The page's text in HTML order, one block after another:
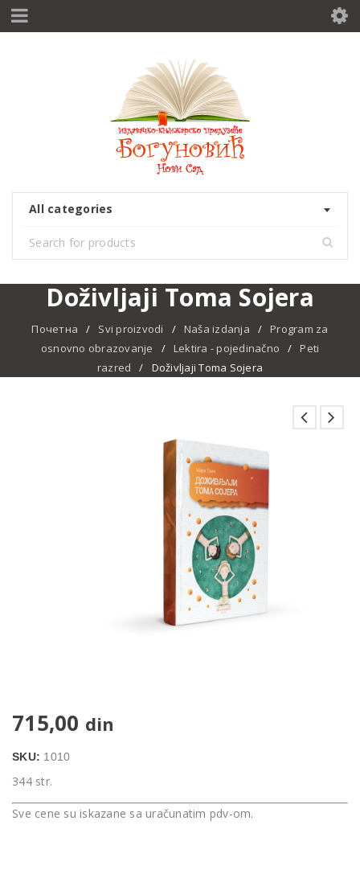
All categories
Doživljaji Toma Sojera
Почетна / Svi proizvodi / Naša izdanja /
Program za
osnovno obrazovanje
/ Lektira - pojedinačno /
Peti
razred
/ Doživljaji Toma Sojera
715,00 din
SKU: 1010
344 str.
Sve cene su iskazane sa uračunatim pdv-om.